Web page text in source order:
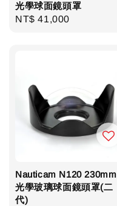
光學球面鏡頭罩
Regular
NT$ 41,000
Nauticam N120 230mm
光學玻璃球面鏡頭罩(二
代)